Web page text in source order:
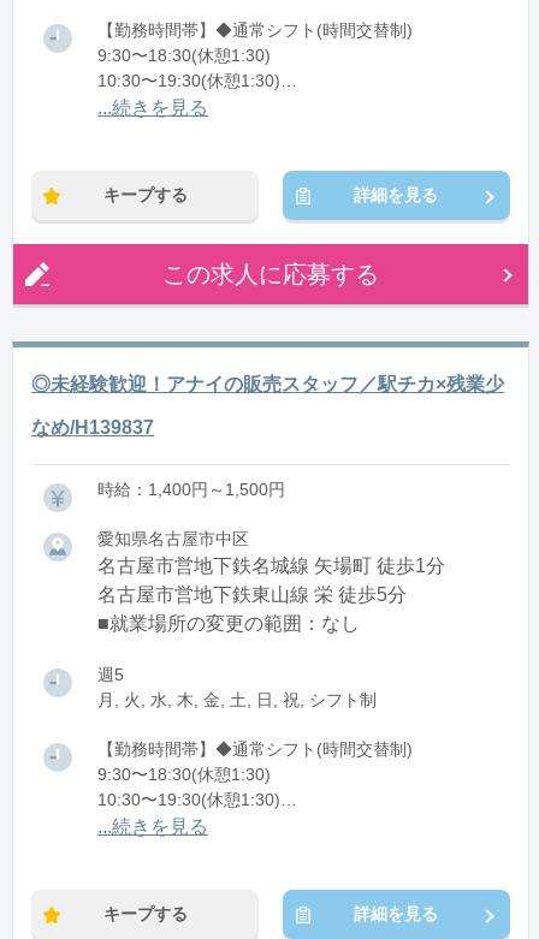
【勤務時間帯】◆通常シフト(時間交替制)
9:30〜18:30(休憩1:30)
10:30〜19:30(休憩1:30)
11:30〜20:30(休憩1:30)
...続きを見る
キープする 詳細を見る
この求人に応募する
◎未経験歓迎！アナイの販売スタッフ／駅チカ×残業少
なめ/H139837
時給：1,400円～1,500円
愛知県名古屋市中区
名古屋市営地下鉄名城線 矢場町 徒歩1分
名古屋市営地下鉄東山線 栄 徒歩5分
■就業場所の変更の範囲：なし
週5
月, 火, 水, 木, 金, 土, 日, 祝, シフト制
【勤務時間帯】◆通常シフト(時間交替制)
9:30〜18:30(休憩1:30)
10:30〜19:30(休憩1:30)
11:30〜20:30(休憩1:30)
...続きを見る
キープする 詳細を見る